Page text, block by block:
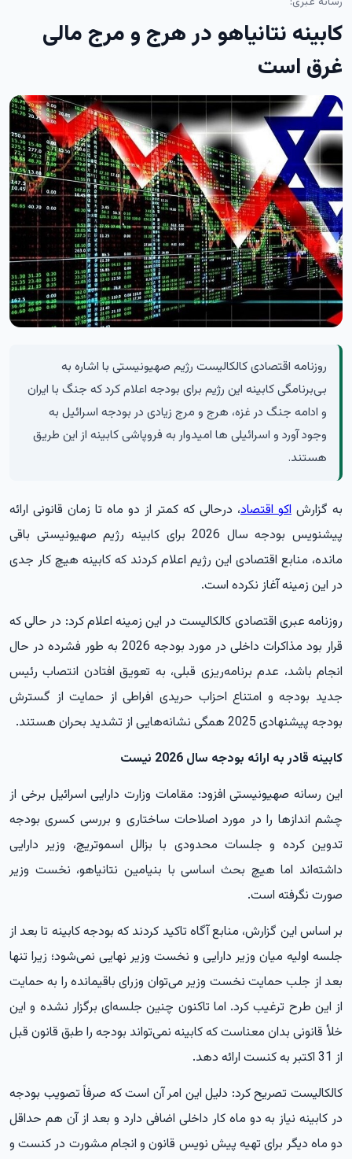
کابینه نتانیاهو در هرج و مرج مالی
غرق است
روزنامه اقتصادی کالکالیست رژیم صهیونیستی با اشاره به
بی‌برنامگی کابینه این رژیم برای بودجه اعلام کرد که جنگ با ایران
و ادامه جنگ در غزه، هرج و مرج زیادی در بودجه اسرائیل به
وجود آورد و اسرائیلی ها امیدوار به فروپاشی کابینه از این طریق
هستند.
به گزارش اکو اقتصاد، درحالی که کمتر از دو ماه تا زمان قانونی ارائه
پیشنویس بودجه سال 2026 برای کابینه رژیم صهیونیستی باقی
مانده، منابع اقتصادی این رژیم اعلام کردند که کابینه هیچ کار جدی
در این زمینه آغاز نکرده است.
روزنامه عبری اقتصادی کالکالیست در این زمینه اعلام کرد: در حالی که
قرار بود مذاکرات داخلی در مورد بودجه 2026 به طور فشرده در حال
انجام باشد، عدم برنامه‌ریزی قبلی، به تعویق افتادن انتصاب رئیس
جدید بودجه و امتناع احزاب حریدی افراطی از حمایت از گسترش
بودجه پیشنهادی 2025 همگی نشانه‌هایی از تشدید بحران هستند.
کابینه قادر به ارائه بودجه سال 2026 نیست
این رسانه صهیونیستی افزود: مقامات وزارت دارایی اسرائیل برخی از
چشم اندازها را در مورد اصلاحات ساختاری و بررسی کسری بودجه
تدوین کرده و جلسات محدودی با بزالل اسموتریچ، وزیر دارایی
داشته‌اند اما هیچ بحث اساسی با بنیامین نتانیاهو، نخست وزیر
صورت نگرفته است.
بر اساس این گزارش، منابع آگاه تاکید کردند که بودجه کابینه تا بعد از
جلسه اولیه میان وزیر دارایی و نخست وزیر نهایی نمی‌شود؛ زیرا تنها
بعد از جلب حمایت نخست وزیر می‌توان وزرای باقیمانده را به حمایت
از این طرح ترغیب کرد. اما تاکنون چنین جلسه‌ای برگزار نشده و این
خلأ قانونی بدان معناست که کابینه نمی‌تواند بودجه را طبق قانون قبل
از 31 اکتبر به کنست ارائه دهد.
کالکالیست تصریح کرد: دلیل این امر آن است که صرفاً تصویب بودجه
در کابینه نیاز به دو ماه کار داخلی اضافی دارد و بعد از آن هم حداقل
دو ماه دیگر برای تهیه پیش نویس قانون و انجام مشورت در کنست و